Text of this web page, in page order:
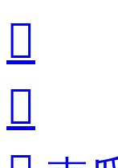

